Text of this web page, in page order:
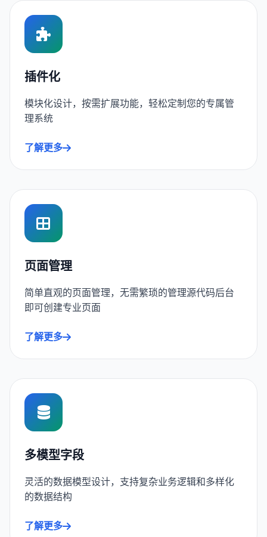
插件化
模块化设计，按需扩展功能，轻松定制您的专属管
理系统
了解更多
页面管理
简单直观的页面管理，无需繁琐的管理源代码后台
即可创建专业页面
了解更多
多模型字段
灵活的数据模型设计，支持复杂业务逻辑和多样化
的数据结构
了解更多